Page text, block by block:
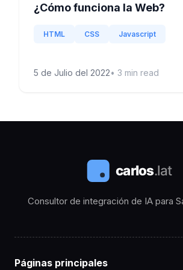
¿Cómo funciona la Web?
HTML CSS Javascript
5 de Julio del 2022• 3 min read
Consultor de integración de IA para
Páginas principales